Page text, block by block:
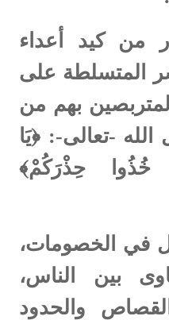
من كيد أعداء
المتسلطة على
بهم من
الله -تعالى-: ﴿يَا
خُذُوا حِذْرَكُمْ﴾
في الخصومات،
بين الناس،
والحدود